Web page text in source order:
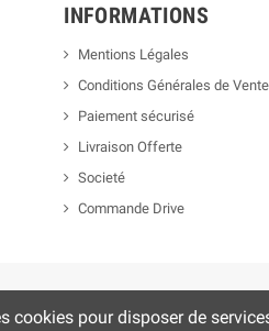
INFORMATIONS
Mentions Légales
Conditions Générales de Vente
Paiement sécurisé
Livraison Offerte
Societé
Commande Drive
pour disposer de